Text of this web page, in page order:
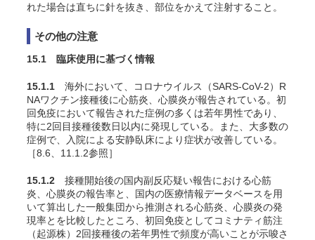
れた場合は直ちに針を抜き、部位をかえて注射すること。
その他の注意
15.1 臨床使用に基づく情報
15.1.1 海外において、
コロナウイルス（SARS-CoV-2）R
NAワクチン接種後に心筋炎、心膜炎が報告されている。初
回免疫において報告された症例の多くは若年男性であり、
特に2回目接種後数日以内に発現している。また、大多数の
症例で、入院による安静臥床により症状が改善している 。
［8.6、11.1.2参照］
15.1.2 接種開始後の国内副反応疑い報告における心筋
炎、心膜炎の報告率と、国内の医療情報データベースを用
いて算出した一般集団から推測される心筋炎、心膜炎の発
現率とを比較したところ、初回免疫としてコミナティ筋注
（起源株）2回接種後の若年男性で頻度が高いことが示唆さ